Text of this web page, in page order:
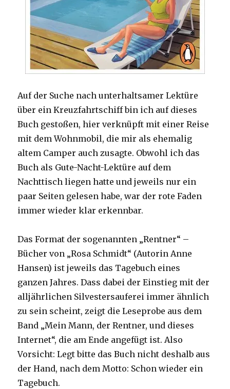
Auf der Suche nach unterhaltsamer Lektüre
über ein Kreuzfahrtschiff bin ich auf dieses
Buch gestoßen, hier verknüpft mit einer Reise
mit dem Wohnmobil, die mir als ehemalig
altem Camper auch zusagte. Obwohl ich das
Buch als Gute-Nacht-Lektüre auf dem
Nachttisch liegen hatte und jeweils nur ein
paar Seiten gelesen habe, war der rote Faden
immer wieder klar erkennbar.
Das Format der sogenannten „Rentner“ –
Bücher von „Rosa Schmidt“ (Autorin Anne
Hansen) ist jeweils das Tagebuch eines
ganzen Jahres. Dass dabei der Einstieg mit der
alljährlichen Silvestersauferei immer ähnlich
zu sein scheint, zeigt die Leseprobe aus dem
Band „Mein Mann, der Rentner, und dieses
Internet“, die am Ende angefügt ist. Also
Vorsicht: Legt bitte das Buch nicht deshalb aus
der Hand, nach dem Motto: Schon wieder ein
Tagebuch.